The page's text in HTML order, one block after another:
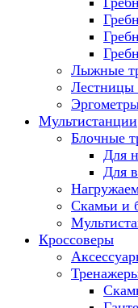
Лыжные
Лестницы
Мультистанции
Блочные
Для
Для
Скамьи и
Кроссоверы